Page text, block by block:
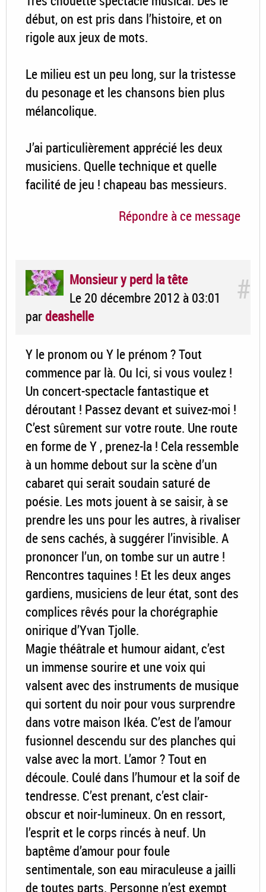
début, on est pris dans l’histoire, et on
rigole aux jeux de mots.
Le milieu est un peu long, sur la tristesse
du pesonage et les chansons bien plus
mélancolique.
J’ai particulièrement apprécié les deux
musiciens. Quelle technique et quelle
facilité de jeu ! chapeau bas messieurs.
Répondre à ce message
#
Monsieur y perd la tête
Le 20 décembre 2012 à 03:01
pardeashelle
Y le pronom ou Y le prénom ? Tout
commence par là. Ou Ici, si vous voulez !
Un concert-spectacle fantastique et
déroutant ! Passez devant et suivez-moi !
C’est sûrement sur votre route. Une route
en forme de Y , prenez-la ! Cela ressemble
à un homme debout sur la scène d’un
cabaret qui serait soudain saturé de
poésie. Les mots jouent à se saisir, à se
prendre les uns pour les autres, à rivaliser
de sens cachés, à suggérer l’invisible. A
prononcer l’un, on tombe sur un autre !
Rencontres taquines ! Et les deux anges
gardiens, musiciens de leur état, sont des
complices rêvés pour la chorégraphie
onirique d’Yvan Tjolle.
Magie théâtrale et humour aidant, c’est
un immense sourire et une voix qui
valsent avec des instruments de musique
qui sortent du noir pour vous surprendre
dans votre maison Ikéa. C’est de l’amour
fusionnel descendu sur des planches qui
valse avec la mort. L’amor ? Tout en
découle. Coulé dans l’humour et la soif de
tendresse. C’est prenant, c’est clair-
obscur et noir-lumineux. On en ressort,
l’esprit et le corps rincés à neuf. Un
baptême d’amour pour foule
sentimentale, son eau miraculeuse a jailli
de toutes parts. Personne n’est exempt